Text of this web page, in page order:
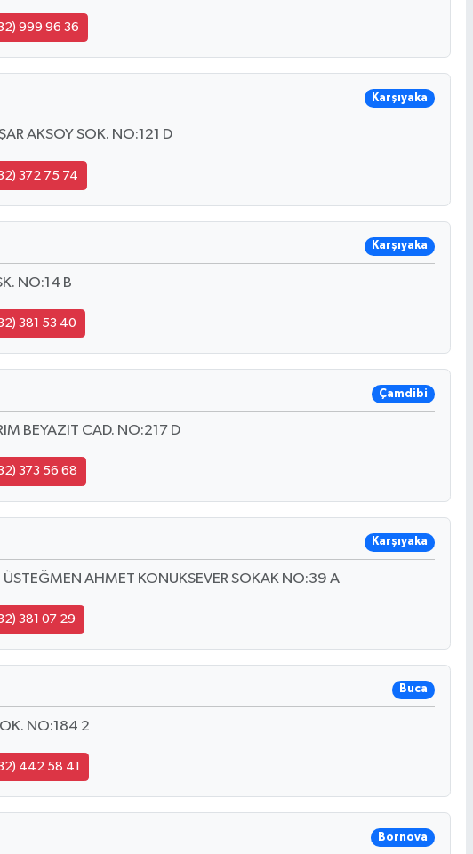
999 96 36
Karşıyaka
AKSOY SOK. NO:121 D
372 75 74
Karşıyaka
NO:14 B
381 53 40
Çamdibi
BEYAZIT CAD. NO:217 D
373 56 68
Karşıyaka
ÜSTEĞMEN AHMET KONUKSEVER SOKAK NO:39 A
381 07 29
Buca
NO:184 2
442 58 41
Bornova